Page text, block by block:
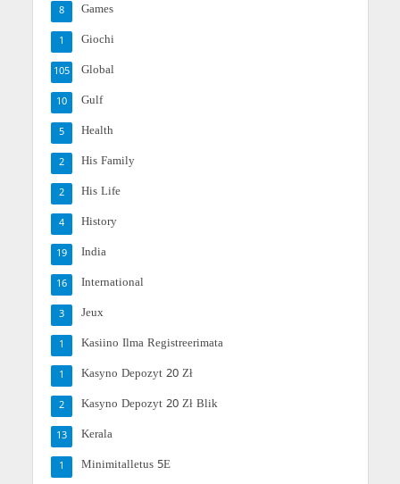
Games
8
Giochi
1
Global
105
Gulf
10
Health
5
His Family
2
His Life
2
History
4
India
19
International
16
Jeux
3
Kasiino Ilma Registreerimata
1
Kasyno Depozyt 20 Zł
1
Kasyno Depozyt 20 Zł Blik
2
Kerala
13
Minimitalletus 5E
1